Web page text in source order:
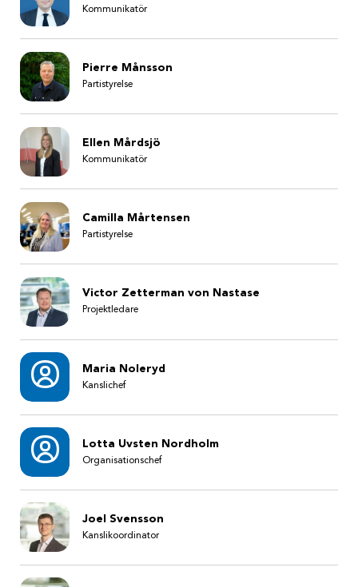
Kommunikatör
Pierre Månsson
Partistyrelse
Ellen Mårdsjö
Kommunikatör
Camilla Mårtensen
Partistyrelse
Victor Zetterman von Nastase
Projektledare
Maria Noleryd
Kanslichef
Lotta Uvsten Nordholm
Organisationschef
Joel Svensson
Kanslikoordinator